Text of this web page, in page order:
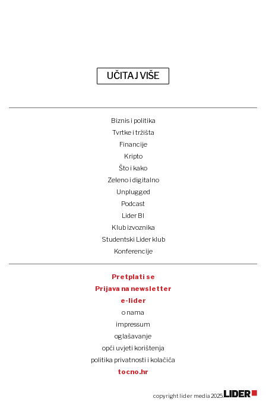
UČITAJ VIŠE
Biznis i politika
Tvrtke i tržišta
Financije
Kripto
Što i kako
Zeleno i digitalno
Unplugged
Podcast
Lider BI
Klub izvoznika
Studentski Lider klub
Konferencije
Pretplati se
Prijava na newsletter
e-lider
o nama
impressum
oglašavanje
opći uvjeti korištenja
politika privatnosti i kolačića
tocno.hr
copyright lider media 2025.